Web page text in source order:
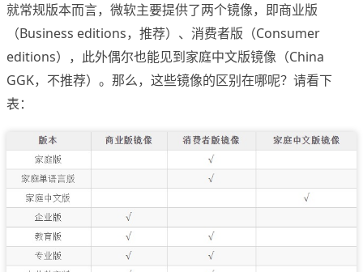
就常规版本而言，微软主要提供了两个镜像，即商业版
（Business editions，推荐）、消费者版（Consumer
editions），此外偶尔也能见到家庭中文版镜像（China
GGK，不推荐）。那么，这些镜像的区别在哪呢？请看下
表：